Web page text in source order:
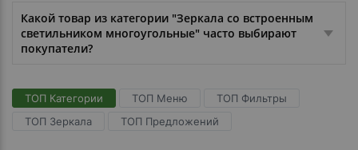
Какой товар из категории "Зеркала со встроенным
светильником многоугольные" часто выбирают
покупатели?
ТОП Категории ТОП Меню
ТОП Фильтры
ТОП Зеркала
ТОП Предложений